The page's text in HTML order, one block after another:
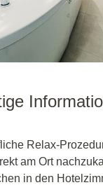
Relax-
am Ort
in den